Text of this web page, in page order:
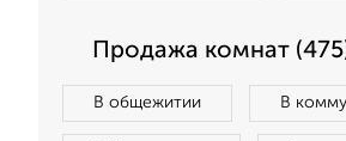
Продажа комнат
В общежитии В